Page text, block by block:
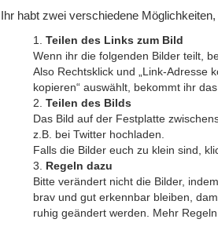
Ihr habt zwei verschiedene
Teilen des Links zum Bild
Wenn ihr die folgenden Bilder teilt,
Also Rechtsklick und „Link-Adresse
kopieren“ auswählt, bekommt ihr
Teilen des Bilds
Das Bild auf der Festplatte
z.B. bei Twitter hochladen.
Falls die Bilder euch zu klein sind,
Regeln dazu
Bitte verändert nicht die Bilder,
brav und gut erkennbar bleiben,
ruhig geändert werden. Mehr